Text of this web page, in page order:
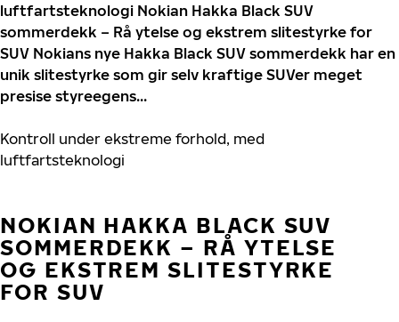
luftfartsteknologi Nokian Hakka Black SUV
sommerdekk – Rå ytelse og ekstrem slitestyrke for
SUV Nokians nye Hakka Black SUV sommerdekk har en
unik slitestyrke som gir selv kraftige SUVer meget
presise styreegens...
Kontroll under ekstreme forhold, med
luftfartsteknologi
NOKIAN HAKKA BLACK SUV
SOMMERDEKK – RÅ YTELSE
OG EKSTREM SLITESTYRKE
FOR SUV